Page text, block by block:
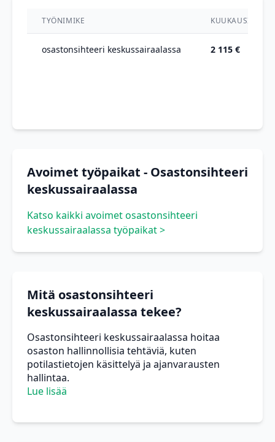
TYÖNIMIKE
osastonsihteeri keskussairaalassa 2 115 €
Avoimet työpaikat - Osastonsihteeri
keskussairaalassa
Katso kaikki avoimet osastonsihteeri
keskussairaalassa työpaikat >
Mitä osastonsihteeri
keskussairaalassa tekee?
Osastonsihteeri keskussairaalassa hoitaa
osaston hallinnollisia tehtäviä, kuten
potilastietojen käsittelyä ja ajanvarausten
hallintaa.
Lue lisää